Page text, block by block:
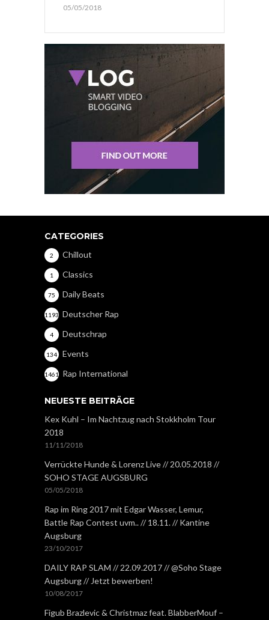
05/05/2018
CATEGORIES
Chillout
2
Classics
1
Daily Beats
75
Deutscher Rap
1193
Deutschrap
4
Events
134
Rap International
1461
NEUESTE BEITRÄGE
Kex Kuhl – Im Nachtzug nach Stokkholm Tour
2018
11/11/2018
Verrückte Hunde & Lorenz Live // 20.05.2018 //
SOHO STAGE AUGSBURG
05/05/2018
Rap im Ring 2017 mit Edgar Wasser, Lemur,
Battle Rap Contest uvm.. // 18.11. // Kantine
Augsburg
23/10/2017
DAILY RAP SLAM // 22.09.2017 // @Soho Stage
Augsburg // Jetzt bewerben!
10/08/2017
Figub Brazlevic & Christmaz feat. BlabberMouf –